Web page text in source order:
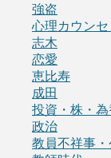
強盗
心理カウン
志木
恋愛
恵比寿
成田
投資・株・為
政治
教員不祥事